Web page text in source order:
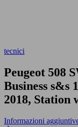
tecnici
Peugeot 508
Business s&s
2018, Station
Informazioni